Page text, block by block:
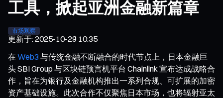
工具，掀起亚洲金融新篇章
市场观察
更新于:2025-10-29 10:35
在 Web3 与传统金融不断融合的时代节点上，日本金融巨
头 SBI Group 与区块链预言机平台 Chainlink 宣布达成战略合
作，旨在为银行及金融机构推出一系列合规、可扩展的加密
资产基础设施。此次合作不仅聚焦日本市场，也将辐射亚太